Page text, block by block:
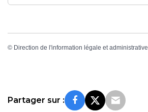
© Direction de l'information légale et administrative
Partager sur :